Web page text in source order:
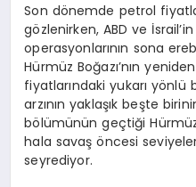
Son dönemde petrol
gözlenirken, ABD ve
operasyonlarının sona
Hürmüz Boğazı’nın
fiyatlarındaki yukarı yönlü
arzının yaklaşık beşte
bölümünün geçtiği
hala savaş öncesi
seyrediyor.